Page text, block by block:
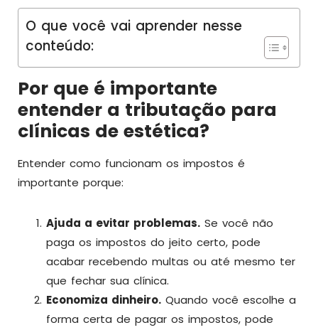
O que você vai aprender nesse
conteúdo:
Por que é importante
entender a tributação para
clínicas de estética?
Entender como funcionam os impostos é
importante porque:
Ajuda a evitar problemas. Se você não
paga os impostos do jeito certo, pode
acabar recebendo multas ou até mesmo ter
que fechar sua clínica.
Economiza dinheiro. Quando você escolhe a
forma certa de pagar os impostos, pode